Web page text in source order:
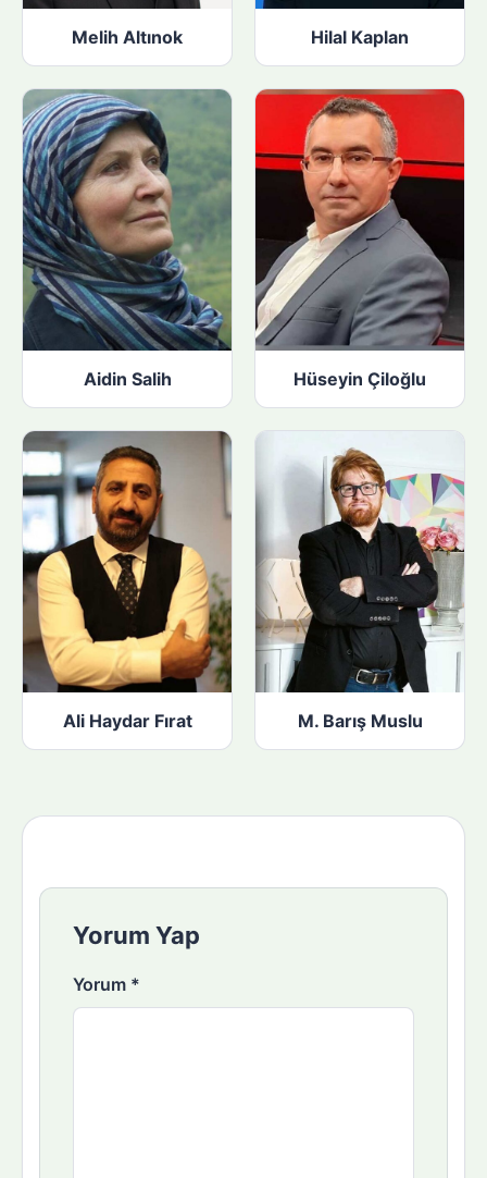
Melih Altınok Hilal Kaplan
Aidin Salih Hüseyin Çiloğlu
Ali Haydar Fırat M. Barış Muslu
Yorum Yap
Yorum *